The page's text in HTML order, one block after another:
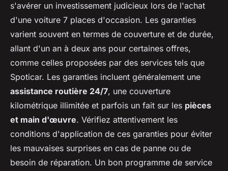
s'avérer un investissement judicieux lors de l'achat
d'une voiture 7 places d'occasion. Les garanties
varient souvent en termes de couverture et de durée,
allant d'un an à deux ans pour certaines offres,
comme celles proposées par des services tels que
Spoticar. Les garanties incluent généralement une
assistance routière 24/7, une couverture
kilométrique illimitée et parfois un fait sur les pièces
et main d'œuvre. Vérifiez attentivement les
conditions d'application de ces garanties pour éviter
les mauvaises surprises en cas de panne ou de
besoin de réparation. Un bon programme de service